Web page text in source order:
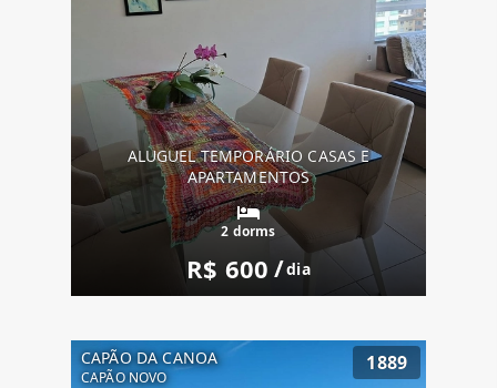
ALUGUEL TEMPORÁRIO CASAS E
APARTAMENTOS
2 dorms
R$ 600 /dia
CAPÃO DA CANOA
CAPÃO NOVO
1889